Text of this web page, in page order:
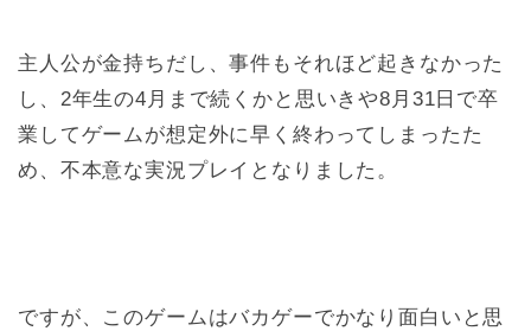
主人公が金持ちだし、事件もそれほど起きなかった
し、2年生の4月まで続くかと思いきや8月31日で卒
業してゲームが想定外に早く終わってしまったた
め、不本意な実況プレイとなりました。
ですが、このゲームはバカゲーでかなり面白いと思